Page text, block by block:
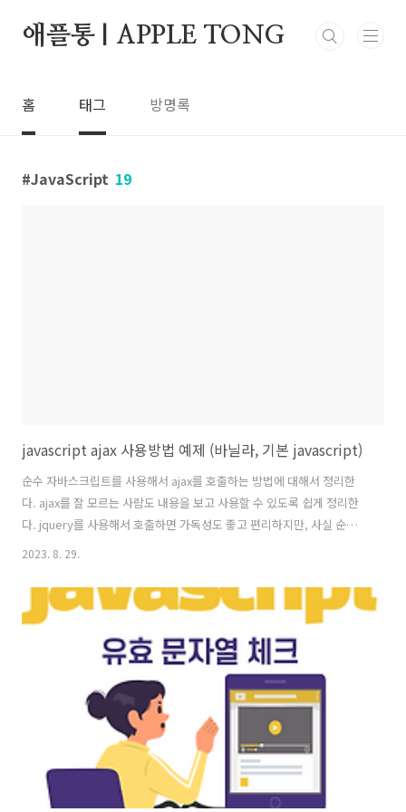
애플통 | APPLE TONG
홈 태그 방명록
JavaScript 19
javascript ajax 사용방법 예제 (바닐라, 기본 javascript)
순수 자바스크립트를 사용해서 ajax를 호출하는 방법에 대해서 정리한
다. ajax를 잘 모르는 사람도 내용을 보고 사용할 수 있도록 쉽게 정리한
다. jquery를 사용해서 호출하면 가독성도 좋고 편리하지만, 사실 순수
javascript 로만으로도 ajax 구현은 당연히 가능한 부분이다. jquery
jquery ajax 사용방법 예제 jquery ajax 사용방법 예제 jquery ajax 사
용방법 예제 jqeury 가 뭔지도 모르는 사람도 따라할수 있게 처음부터 정
리한다. 1. Jquery import 하기 jquery ajax 사용하기 위해서는 jquery
를 import 해야한다. jquery 파일을 다운로드 받아서 파 www.a..
2023. 8. 29.